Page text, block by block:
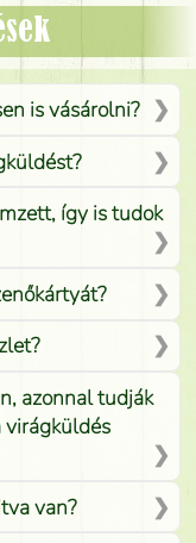
Mónika
is vásárolni?
így is tudok
azonnal tudják
virágküldés
van?